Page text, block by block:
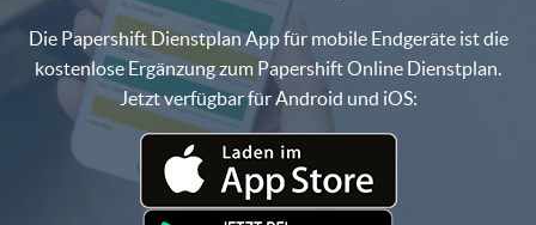
Die Papershift Dienstplan App für mobile Endgeräte ist die
kostenlose Ergänzung zumPapershift Online Dienstplan.
Jetzt verfügbar für Android und iOS: